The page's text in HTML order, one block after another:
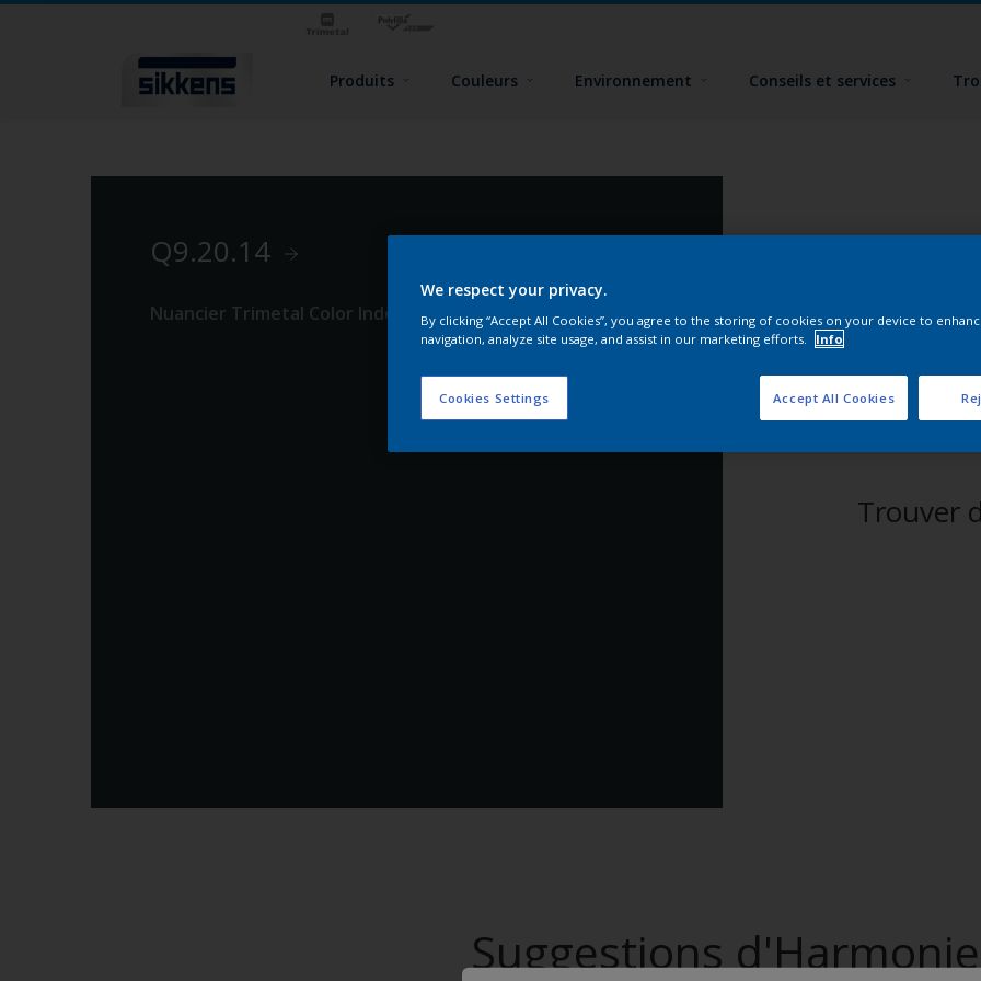
Produits Couleurs Environnement Conseils et services
Q9.20.14
Nuancier Trimetal Color Index 2
Trouver
Suggestions
We respect your privacy.
By clicking “Accept All Cookies”, you agree to the storing of cookies on your device to
navigation, analyze site usage, and assist in our marketing efforts.
Info
Cookies Settings Accept All Cookies